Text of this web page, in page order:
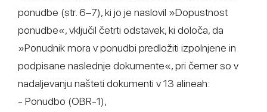
ponudbe (str. 6–7), ki jo je naslovil »Dopustnost
ponudbe«, vključil četrti odstavek, ki določa, da
»Ponudnik mora v ponudbi predložiti izpolnjene in
podpisane naslednje dokumente«, pri čemer so v
nadaljevanju našteti dokumenti v 13 alineah:
- Ponudbo (OBR-1),